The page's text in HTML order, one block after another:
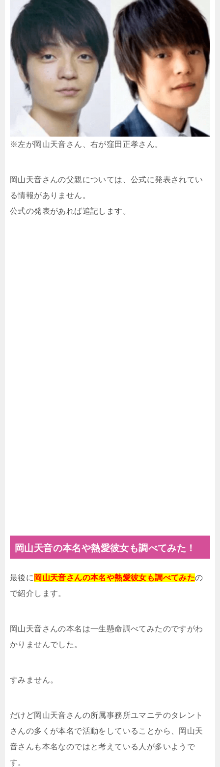
※左が岡山天音さん、右が窪田正孝さん。
岡山天音さんの父親については、公式に発表されてい
る情報がありません。
公式の発表があれば追記します。
岡山天音の本名や熱愛彼女も調べてみた！
最後に 岡山天音さんの本名や熱愛彼女も調べてみたの
で紹介します。
岡山天音さんの本名は一生懸命調べてみたのですがわ
かりませんでした。
すみません。
だけど岡山天音さんの所属事務所ユマニテのタレント
さんの多くが本名で活動をしていることから、岡山天
音さんも本名なのではと考えている人が多いようで
す。